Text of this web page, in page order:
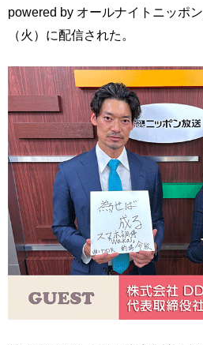
powered by オールナイトニッポ
（火）に配信された。